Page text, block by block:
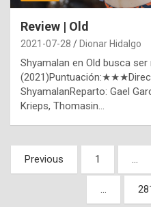
Review | Old
2021-07-28 Dionar Hidalgo
Shyamalan en Old busca
ShyamalanReparto: Gael
Krieps, Thomasin…
Paginación
de
Previous 1 …
…